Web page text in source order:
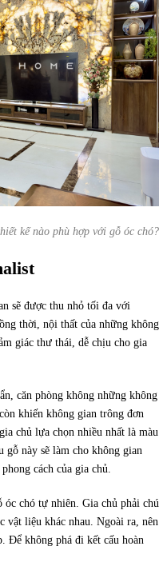
kế nào phù hợp với gỗ óc chó?
sẽ được thu nhỏ tối đa với
thời, nội thất của những không
giác thư thái, dễ chịu cho gia
căn phòng không những không
khiến không gian trông đơn
chủ lựa chọn nhiều nhất là màu
gỗ này sẽ làm cho không gian
cách của gia chủ.
chó tự nhiên. Gia chủ phải chú
vật liệu khác nhau. Ngoài ra, nên
Để không phá đi kết cấu hoàn